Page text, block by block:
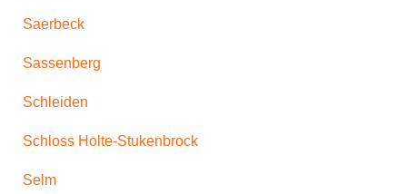
Saerbeck
Sassenberg
Schleiden
Schloss Holte-Stukenbrock
Selm